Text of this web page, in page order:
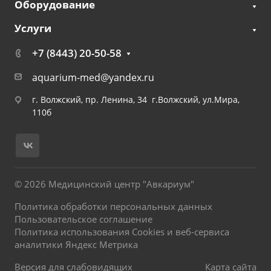
Оборудование
Услуги
+7 (8443) 20-50-58
aquarium-med@yandex.ru
г. Волжский, пр. Ленина, 34 г.Волжский, ул.Мира,
110б
© 2026 Медицинский центр "Авкариум"
Политика обработки персональных данных
Пользовательское соглашение
Политика использования Cookies и веб-сервиса
аналитики Яндекс Метрика
Версия для слабовидящих
Карта сайта